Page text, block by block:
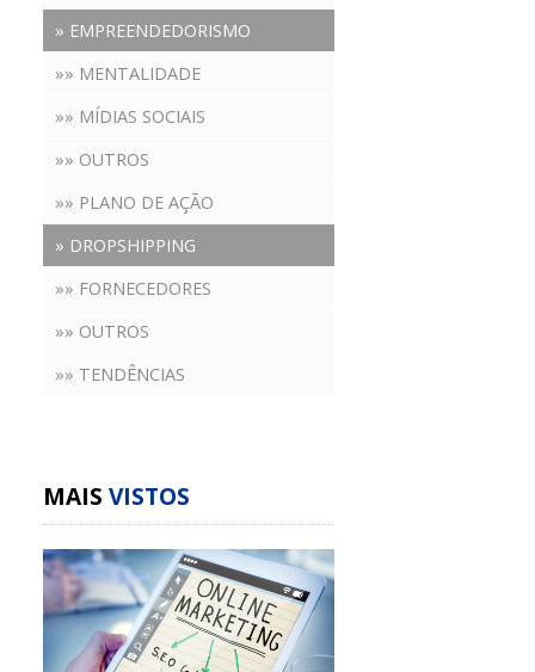
» EMPREENDEDORISMO
»» MENTALIDADE
»» MÍDIAS SOCIAIS
»» OUTROS
»» PLANO DE AÇÃO
» DROPSHIPPING
»» FORNECEDORES
»» OUTROS
»» TENDÊNCIAS
MAIS VISTOS